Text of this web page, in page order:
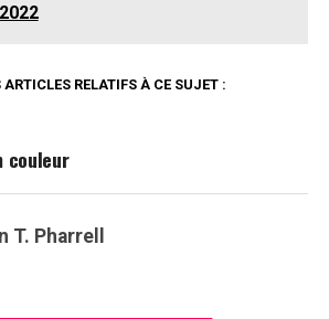
RELATIFS À CE SUJET :
couleur
T. Pharrell